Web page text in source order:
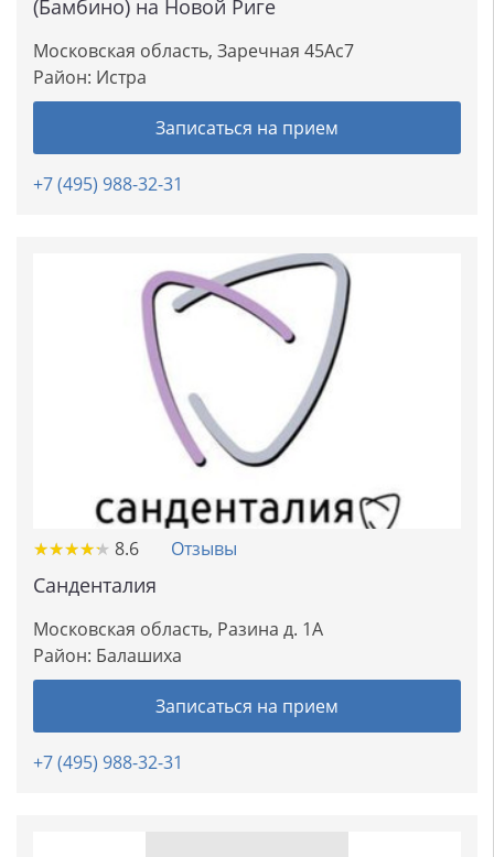
(Бамбино) на Новой Риге
Московская область, Заречная 45Ас7
Район: Истра
Записаться на прием
+7 (495) 988-32-31
★★★★★
★★★★★ 8.6 Отзывы
Санденталия
Московская область, Разина д. 1А
Район: Балашиха
Записаться на прием
+7 (495) 988-32-31